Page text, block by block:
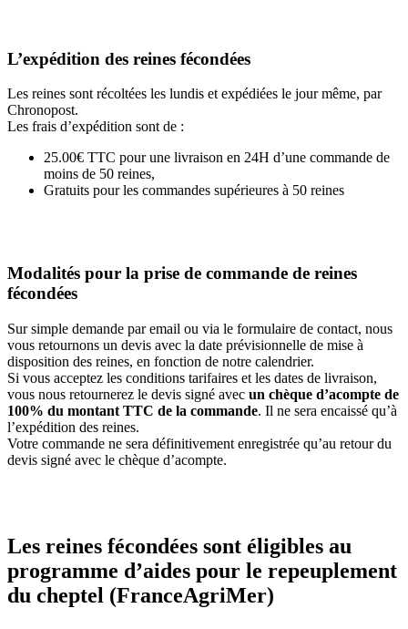
L’expédition des reines fécondées
Les reines sont récoltées les lundis et expédiées le jour même, par
Chronopost.
Les frais d’expédition sont de :
25.00€ TTC pour une livraison en 24H d’une commande de
moins de 50 reines,
Gratuits pour les commandes supérieures à 50 reines
Modalités pour la prise de commande de reines
fécondées
Sur simple demande par email ou via le formulaire de contact, nous
vous retournons un devis avec la date prévisionnelle de mise à
disposition des reines, en fonction de notre calendrier.
Si vous acceptez les conditions tarifaires et les dates de livraison,
vous nous retournerez le devis signé avec un chèque d’acompte de
100% du montant TTC de la commande. Il ne sera encaissé qu’à
l’expédition des reines.
Votre commande ne sera définitivement enregistrée qu’au retour du
devis signé avec le chèque d’acompte.
Les reines fécondées sont éligibles au
programme d’aides pour le repeuplement
du cheptel (FranceAgriMer)